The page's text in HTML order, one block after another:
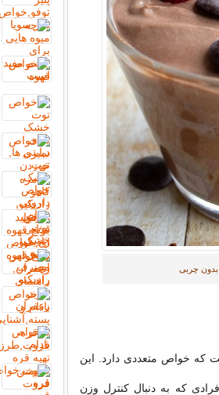
چربی
که خواص متعددی دارد. این
که به دنبال کنترل وزن